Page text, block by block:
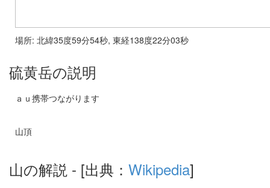
場所: 北緯35度59分54秒, 東経138度22分03秒
硫黄岳の説明
ａｕ携帯つながります
山頂
山の解説 - [出典： Wikipedia]